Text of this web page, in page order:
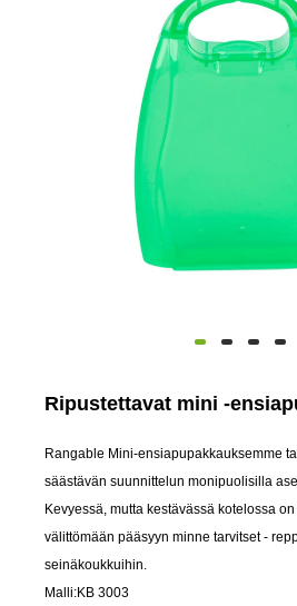
Ripustettavat mini -
Rangable Mini-ensiapupakkauksemme
säästävän suunnittelun monipuolisilla
Kevyessä, mutta kestävässä kotelossa
välittömään pääsyyn minne tarvitset -
seinäkoukkuihin.
Malli:KB 3003